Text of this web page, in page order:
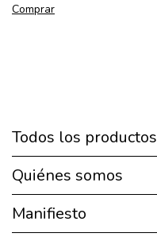
Comprar
Todos los productos
Quiénes somos
Manifiesto